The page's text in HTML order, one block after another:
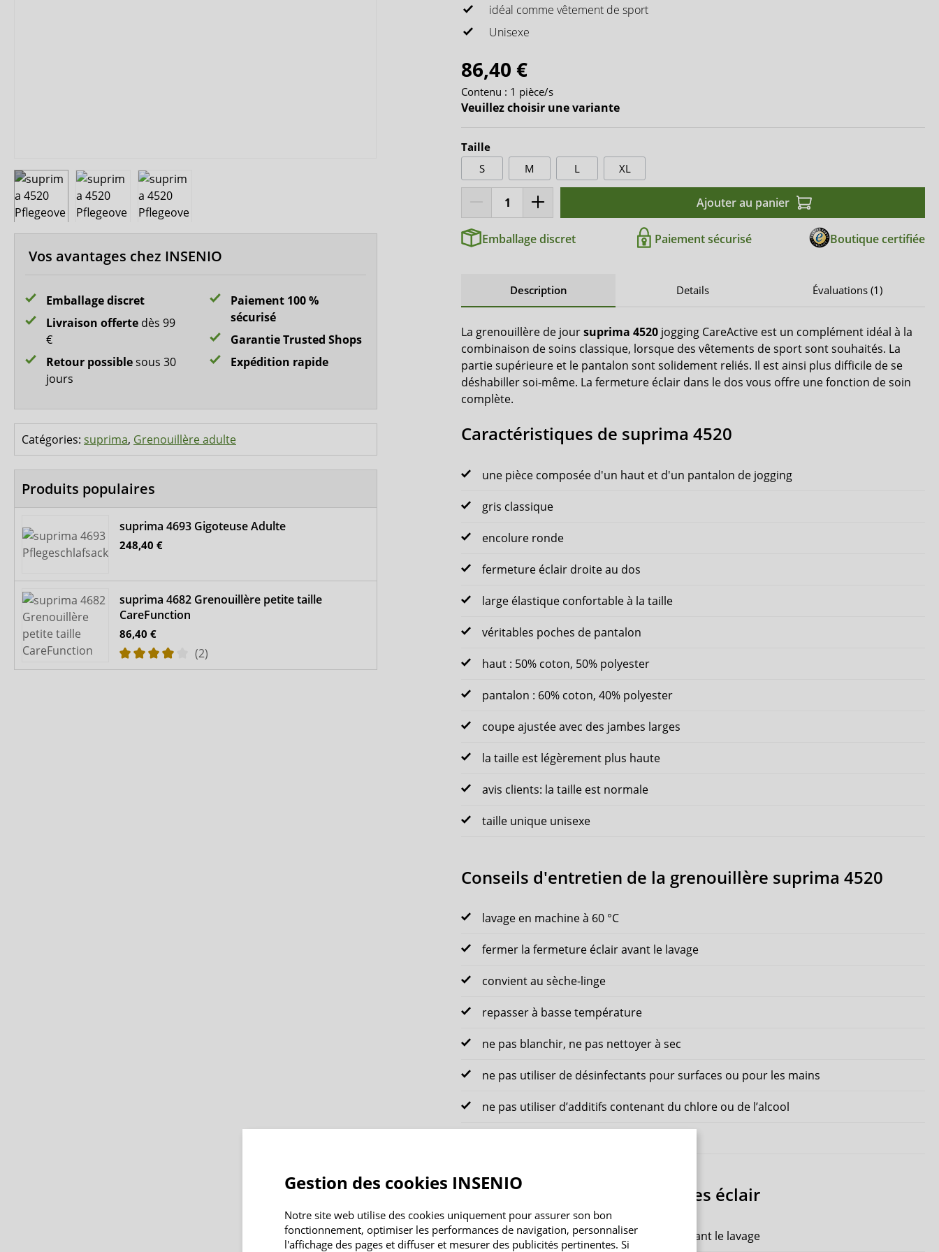
seguna
Vos avantages chez INSENIO
Emballage discret
Livraison offerte dès 99
€
Retour possiblesous 30
jours
Paiement 100 %
sécurisé
Garantie Trusted Shops
Expédition rapide
Catégories: suprima, Grenouillère adulte
Produits populaires
suprima 4693 Gigoteuse Adulte
248,40 €
suprima 4682 Grenouillère petite taille
CareFunction
86,40 €
(2)
idéal comme vêtement de sport
Unisexe
86,40 €
Contenu : 1 pièce/s
Veuillez choisir une variante
Taille
S
M L XL
Ajouter au panier
Emballage discret Paiement sécurisé Boutique certifiée
Description Details Évaluations (1)
La grenouillère de joursuprima 4520 jogging CareActive est un complément idéal à la
combinaison de soins classique, lorsque des vêtements de sport sont souhaités. La
partie supérieure et le pantalon sont solidement reliés. Il est ainsi plus difficile de se
déshabiller soi-même. La fermeture éclair dans le dos vous offre une fonction de soin
complète.
Caractéristiques de suprima 4520
une pièce composée d'un haut et d'un pantalon de jogging
gris classique
encolure ronde
fermeture éclair droite au dos
large élastique confortable à la taille
véritables poches de pantalon
haut : 50% coton, 50% polyester
pantalon : 60% coton, 40% polyester
coupe ajustée avec des jambes larges
la taille est légèrement plus haute
avis clients: la taille est normale
taille unique unisexe
Conseils d'entretien de la grenouillère suprima 4520
lavage en machine à 60 °C
fermer la fermeture éclair avant le lavage
convient au sèche-linge
repasser à basse température
ne pas blanchir, ne pas nettoyer à sec
ne pas utiliser de désinfectants pour surfaces ou pour les mains
ne pas utiliser d’additifs contenant du chlore ou de l’alcool
Entretien facile des fermetures éclair
Fermez toujours les fermetures éclair avant le lavage
Gestion des cookies INSENIO
Notre site web utilise des cookies uniquement pour assurer son bon
fonctionnement, optimiser les performances de navigation, personnaliser
l'affichage des pages et diffuser et mesurer des publicités pertinentes. Si